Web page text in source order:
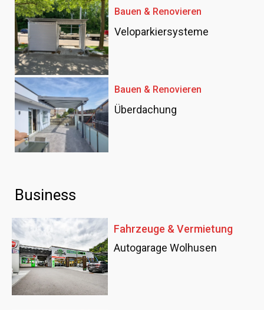
Bauen & Renovieren
Veloparkiersysteme
Bauen & Renovieren
Überdachung
Business
Fahrzeuge & Vermietung
Autogarage Wolhusen